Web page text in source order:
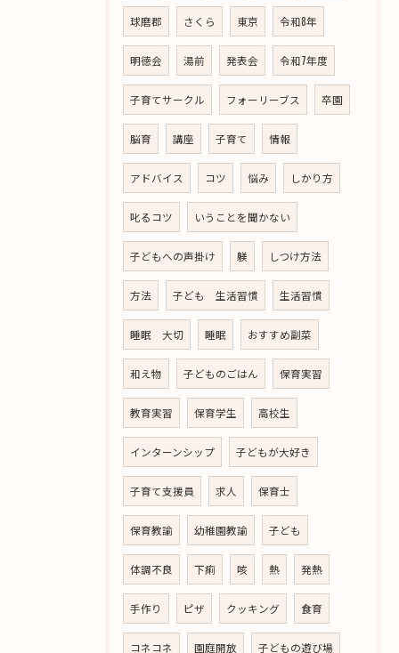
球磨郡 さくら 東京 令和8年
明徳会 湯前 発表会 令和7年度
子育てサークル フォーリーブス 卒園
脳育 講座 子育て 情報
アドバイス コツ 悩み しかり方
叱るコツ いうことを聞かない
子どもへの声掛け 躾 しつけ方法
方法 子ども 生活習慣 生活習慣
睡眠 大切 睡眠 おすすめ副菜
和え物 子どものごはん 保育実習
教育実習 保育学生 高校生
インターンシップ 子どもが大好き
子育て支援員 求人 保育士
保育教諭 幼稚園教諭 子ども
体調不良 下痢 咳 熱 発熱
手作り ピザ クッキング 食育
コネコネ 園庭開放 子どもの遊び場